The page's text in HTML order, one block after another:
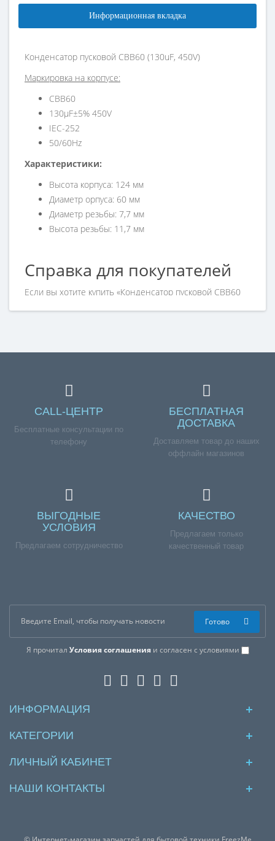
Информационная вкладка
Конденсатор пусковой CBB60 (130uF, 450V)
Маркировка на корпусе:
CBB60
130µF±5% 450V
IEC-252
50/60Hz
Характеристики:
Высота корпуса: 124 мм
Диаметр орпуса: 60 мм
Диаметр резьбы: 7,7 мм
Высота резьбы: 11,7 мм
Справка для покупателей
Если вы хотите купить «Конденсатор пусковой CBB60
CALL-ЦЕНТР
Бесплатные консультации по
телефону
БЕСПЛАТНАЯ
ДОСТАВКА
Доставляем товар до наших
оффлайн магазинов
ВЫГОДНЫЕ
УСЛОВИЯ
Предлагаем сотрудничество
КАЧЕСТВО
Предлагаем только
качественный товар
Я прочитал Условия соглашенияи согласен с условиями
Готово
ИНФОРМАЦИЯ
КАТЕГОРИИ
ЛИЧНЫЙ КАБИНЕТ
НАШИ КОНТАКТЫ